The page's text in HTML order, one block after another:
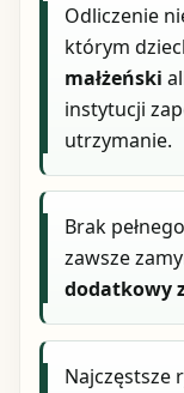
Odliczenie
którym
małżeński
instytucji
utrzymanie.
Brak
zawsze
dodatkowy
Najczęstsze